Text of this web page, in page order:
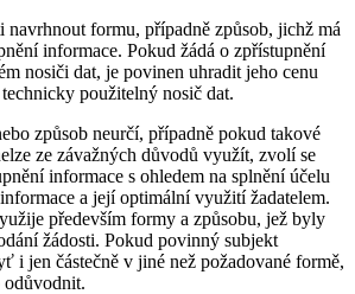
navrhnout formu, případně způsob, jichž má
informace. Pokud žádá o zpřístupnění
nosiči dat, je povinen uhradit jeho cenu
použitelný nosič dat.
způsob neurčí, případně pokud takové
ze závažných důvodů využít, zvolí se
informace s ohledem na splnění účelu
a její optimální využití žadatelem.
především formy a způsobu, jež byly
žádosti. Pokud povinný subjekt
i jen částečně v jiné než požadované formě,
odůvodnit.